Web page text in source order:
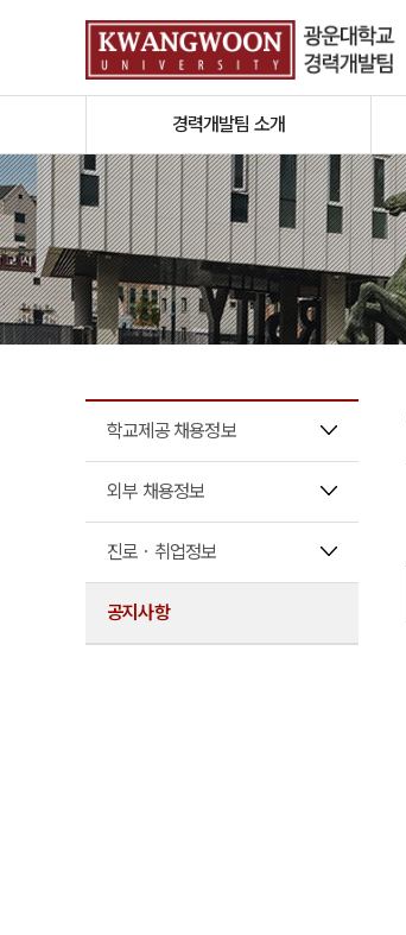
경력개발팀 소개
학교제공 채용정보
외부 채용정보
진로ㆍ취업정보
공지사항